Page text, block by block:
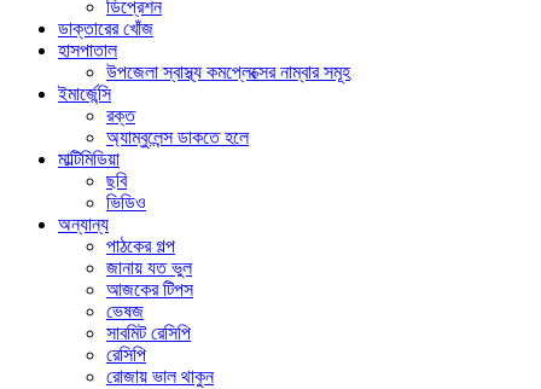
ডিপ্রেশন
ডাক্তারের খোঁজ
হাসপাতাল
উপজেলা স্বাস্থ্য কমপ্লেক্সের নাম্বার সমূহ
ইমার্জেন্সি
রক্ত
অ্যাম্বুলেন্স ডাকতে হলে
মাল্টিমিডিয়া
ছবি
ভিডিও
অন্যান্য
পাঠকের গল্প
জানায় যত ভুল
আজকের টিপস
ভেষজ
সাবমিট রেসিপি
রেসিপি
রোজায় ভাল থাকুন